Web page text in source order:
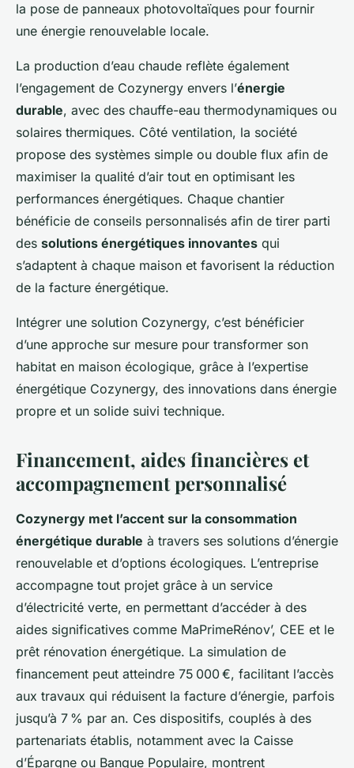
la pose de panneaux photovoltaïques pour fournir
une énergie renouvelable locale.
La production d’eau chaude reflète également
l’engagement de Cozynergy envers l’énergie
durable, avec des chauffe-eau thermodynamiques ou
solaires thermiques. Côté ventilation, la société
propose des systèmes simple ou double flux afin de
maximiser la qualité d’air tout en optimisant les
performances énergétiques. Chaque chantier
bénéficie de conseils personnalisés afin de tirer parti
des solutions énergétiques innovantes qui
s’adaptent à chaque maison et favorisent la réduction
de la facture énergétique.
Intégrer une solution Cozynergy, c’est bénéficier
d’une approche sur mesure pour transformer son
habitat en maison écologique, grâce à l’expertise
énergétique Cozynergy, des innovations dans énergie
propre et un solide suivi technique.
Financement, aides financières et
accompagnement personnalisé
Cozynergy met l’accent sur la consommation
énergétique durable à travers ses solutions d’énergie
renouvelable et d’options écologiques. L’entreprise
accompagne tout projet grâce à un service
d’électricité verte, en permettant d’accéder à des
aides significatives comme MaPrimeRénov’, CEE et le
prêt rénovation énergétique. La simulation de
financement peut atteindre 75 000 €, facilitant l’accès
aux travaux qui réduisent la facture d’énergie, parfois
jusqu’à 7 % par an. Ces dispositifs, couplés à des
partenariats établis, notamment avec la Caisse
d’Épargne ou Banque Populaire, montrent